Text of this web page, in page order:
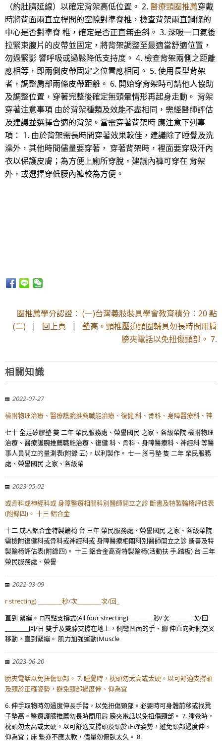
（約肚臍延線）以確定背架高低位置。 2. 醫療頸圈推薦穿戴
時將背面兩直立桿間的空隙對準脊椎，檢查背架兩直鋼條的
中心是否對準脊 椎，確定是否正直無歪斜。 3. 深吸一口氣後
拉緊束腹片的皮帶並固定，將背架調整至最適當舒適位置，
勿過緊影 響呼吸或過鬆降低支持度。 4. 檢查背架兩側之距離
應相等，即兩側皮帶固定之位置應相同。 5. 使用長型背架
者，調整肩部兩條皮帶距離。 6. 開始穿背架時可請他人協助
及調整位置，穿著完整後確定無頭暈情形再起身走動。 背架
穿著注意事項 由於背架種類及效能不盡相同，需經醫師評估
及建議並選擇合適的背架。當需穿著背架時 應注意下列事
項： 1. 由於背架需長時間穿著效果較佳，建議除了睡覺及洗
澡外，其他時間儘量要穿著， 穿著背架時，裡面要穿吸汗內
衣以保護皮膚；為方便上廁所穿脫，建議內褲可穿在 背架
外，或選擇穿低腰內褲較為方便。
圈推薦學分認證： (一)台灣義肢裝具學會教育積分：20 點
(二) | 回上頁 | 墊高。頸椎壓迫頸圈輔具勿長時間用肩
膀夾電話以免扭傷頸部。 7.
相關知識
2022-07-27
檢附物理治療、醫療護腕推薦職能治療、復健 科、骨科、身障醫療科、神
七十 全足矽膠墊 雙 二年 榮民服務處、榮譽國民 之家、各級榮院 檢附物理
治療、醫療護腕推薦職能治療、復健 科、骨科、身障醫療科、神經科 等醫
事人員開立的量測表(附錄 五)，以利製作。 七一 腳弓墊 隻 二年 榮民服務
處、榮譽國民 之家、各級榮
2023-05-02
或骨科或神經科或 身障醫療相關科別醫師開立之診 斷書及特製輪椅評估表
(附錄四)。 十三 鋁合金
十二 成人鋁合金特製輪椅 台 三年 榮民服務處、榮譽國民 之家、各級榮院
需檢附復健科或骨科或神經科或 身障醫療相關科別醫師開立之診 斷書及特
製輪椅評估表(附錄四)。 十三 鋁合金高背特製輪椅(活動扶 手,踏板) 台 三年
榮民服務處、榮譽
2022-03-09
r strecting) ________秒/次________次/回_
直到 緊繃。 □四點支撐式(All four strecting) ________秒/次________次/回
________回/日 雙手及雙膝支撐在地上，側彎凹面的手、腳 伸直向對側交叉
移動，直到緊繃。 肌力加強運動(Muscle
2023-06-20
膀夾電話以免扭傷頸部。 7. 睡覺時，枕頭勿太高或太硬。以可舒適支撐頭
及頸於正確姿勢，避免頸部過度伸、仰為宜
6. 伸手取物時勿過度伸長手臂，以免扭傷頸部。必要時可身體前移或找凳
子墊高。醫療護膝推薦勿長時間用肩 膀夾電話以免扭傷頸部。 7. 睡覺時，
枕頭勿太高或太硬。以可舒適支撐頭及頸於正確姿勢，避免頸部過度伸、
仰為宜；床 墊亦不應太軟，儘量勿俯臥太久。 8.